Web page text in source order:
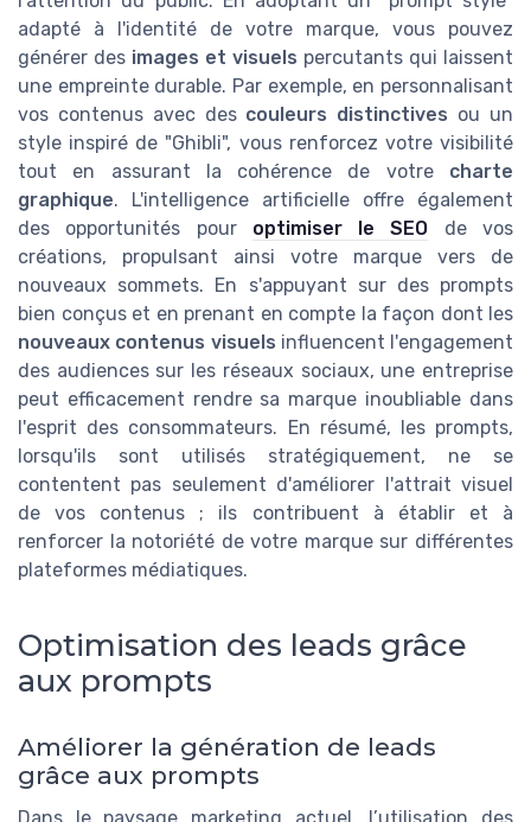
adapté à l'identité de votre marque, vous pouvez
générer des images et visuels percutants qui laissent
une empreinte durable. Par exemple, en personnalisant
vos contenus avec des couleurs distinctives ou un
style inspiré de "Ghibli", vous renforcez votre visibilité
tout en assurant la cohérence de votre charte
graphique. L'intelligence artificielle offre également
des opportunités pour optimiser le SEO de vos
créations, propulsant ainsi votre marque vers de
nouveaux sommets. En s'appuyant sur des prompts
bien conçus et en prenant en compte la façon dont les
nouveaux contenus visuels influencent l'engagement
des audiences sur les réseaux sociaux, une entreprise
peut efficacement rendre sa marque inoubliable dans
l'esprit des consommateurs. En résumé, les prompts,
lorsqu'ils sont utilisés stratégiquement, ne se
contentent pas seulement d'améliorer l'attrait visuel
de vos contenus ; ils contribuent à établir et à
renforcer la notoriété de votre marque sur différentes
plateformes médiatiques.
Optimisation des leads grâce
aux prompts
Améliorer la génération de leads
grâce aux prompts